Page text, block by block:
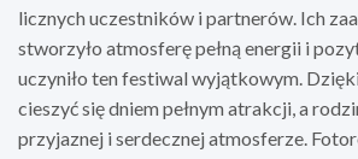
licznych uczestników i partnerów. Ich
stworzyło atmosferę pełną energii i
uczyniło ten festiwal wyjątkowym.
cieszyć się dniem pełnym atrakcji, a
przyjaznej i serdecznej atmosferze.